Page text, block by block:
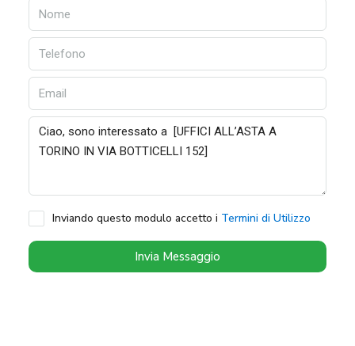
Inviando questo modulo accetto i Termini di Utilizzo
Invia Messaggio